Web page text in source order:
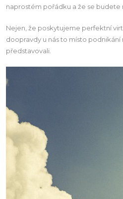
naprostém pořádku a že se
Nejen, že poskytujeme perfektní
doopravdy u nás to místo
představovali.